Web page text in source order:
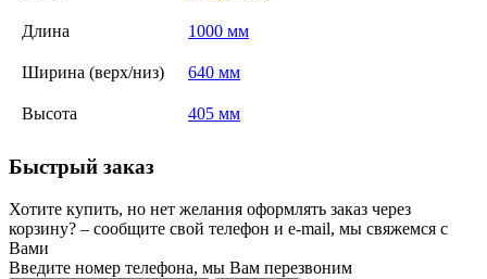
Длина 1000 мм
Ширина (верх/низ) 640 мм
Высота 405 мм
Быстрый заказ
Хотите купить, но нет желания оформлять заказ через
корзину? – сообщите свой телефон и e-mail, мы свяжемся с
Вами
Введите номер телефона, мы Вам перезвоним